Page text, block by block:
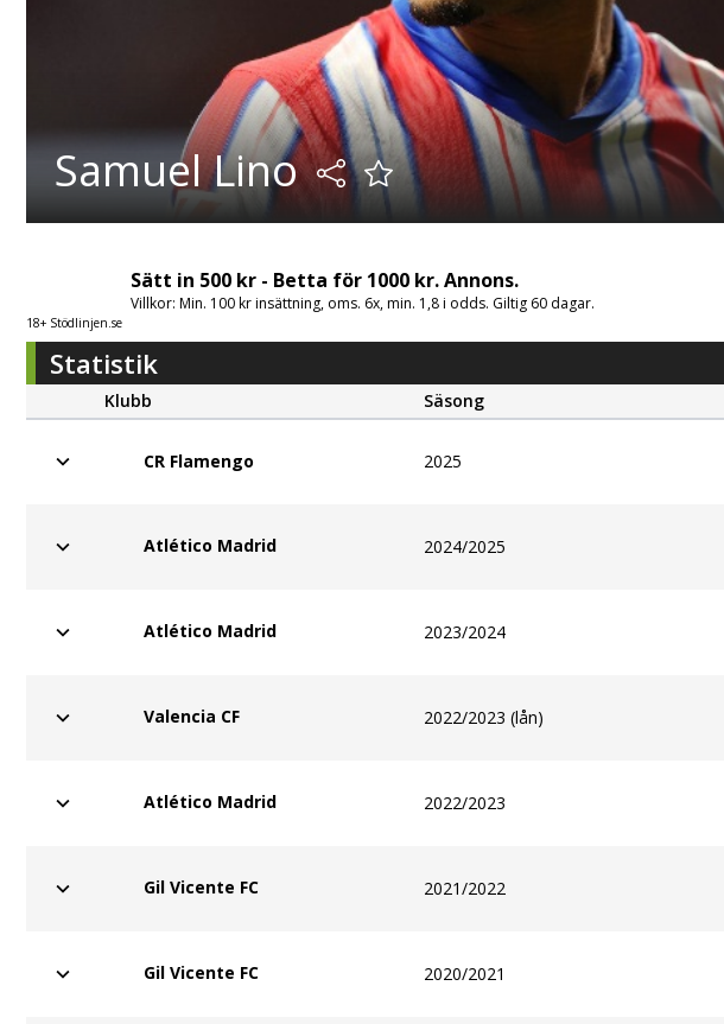
Samuel Lino
18+ Stödlinjen.se
Sätt in 500 kr - Betta för 1000 kr. Annons.
Villkor: Min. 100 kr insättning, oms. 6x, min. 1,8 i odds. Giltig 60 dagar.
Statistik
Klubb Säsong
CR Flamengo 2025
Atlético Madrid 2024/2025
Atlético Madrid 2023/2024
Valencia CF 2022/2023 (lån)
Atlético Madrid 2022/2023
Gil Vicente FC 2021/2022
Gil Vicente FC 2020/2021